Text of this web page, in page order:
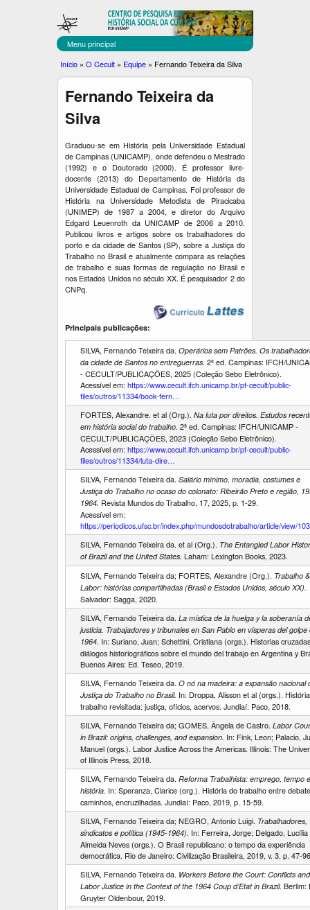
Pular
para
o
conteúdo
principal
C
E
C
U
L
T
Menu principal
Você
está
aqui
Início » O Cecult » Equipe » Fernando Teixeira da Silva
Fernando Teixeira da
Silva
Graduou-se em História pela Universidade Estadual
de Campinas (UNICAMP), onde defendeu o Mestrado
(1992) e o Doutorado (2000). É professor livre-
docente (2013) do Departamento de História da
Universidade Estadual de Campinas. Foi professor de
História na Universidade Metodista de Piracicaba
(UNIMEP) de 1987 a 2004, e diretor do Arquivo
Edgard Leuenroth da UNICAMP de 2006 a 2010.
Publicou livros e artigos sobre os trabalhadores do
porto e da cidade de Santos (SP), sobre a Justiça do
Trabalho no Brasil e atualmente compara as relações
de trabalho e suas formas de regulação no Brasil e
nos Estados Unidos no século XX. É pesquisador 2 do
CNPq.
Principais publicações:
SILVA, Fernando Teixeira da. Operários sem Patrões. Os
da cidade de Santos no entreguerras. 2ª ed. Campinas: IFCH/
- CECULT/PUBLICAÇÕES, 2025 (Coleção Sebo Eletrônico).
Acessível em: https://www.cecult.ifch.unicamp.br/pf-cecult/public-
files/outros/11334/book-fern…
FORTES, Alexandre. et al (Org.). Na luta por direitos. Estudos
em história social do trabalho. 2ª ed. Campinas: IFCH/UNICAMP -
CECULT/PUBLICAÇÕES, 2023 (Coleção Sebo Eletrônico).
Acessível em: https://www.cecult.ifch.unicamp.br/pf-cecult/public-
files/outros/11334/luta-dire…
SILVA, Fernando Teixeira da. Salário mínimo, moradia, costumes e
Justiça do Trabalho no ocaso do colonato: Ribeirão Preto e região,
1964. Revista Mundos do Trabalho, 17, 2025, p. 1-29.
Acessível em:
https://periodicos.ufsc.br/index.php/mundosdotrabalho/article/view/
SILVA, Fernando Teixeira da. et al (Org.). The Entangled Labor
of Brazil and the United States. Laham: Lexington Books, 2023.
SILVA, Fernando Teixeira da; FORTES, Alexandre (Org.). Trabalho &
Labor: histórias compartilhadas (Brasil e Estados Unidos, século XX).
Salvador: Sagga, 2020.
SILVA, Fernando Teixeira da. La mística de la huelga y la soberanía
justicia. Trabajadores y tribunales en San Pablo en vísperas del golpe
1964. In: Suriano, Juan; Schettini, Cristiana (orgs.). Historias
diálogos historiográficos sobre el mundo del trabajo en Argentina y
Buenos Aires: Ed. Teseo, 2019.
SILVA, Fernando Teixeira da. O nó na madeira: a expansão nacional
Justiça do Trabalho no Brasil. In: Droppa, Alisson et al (orgs.).
trabalho revisitada: justiça, ofícios, acervos. Jundiaí: Paco, 2018.
SILVA, Fernando Teixeira da; GOMES, Ângela de Castro. Labor
in Brazil: origins, challenges, and expansion. In: Fink, Leon; Palacio,
Manuel (orgs.). Labor Justice Across the Americas. Illinois: The
of Illinois Press, 2018.
SILVA, Fernando Teixeira da. Reforma Trabalhista: emprego, tempo e
história. In: Speranza, Clarice (org.). História do trabalho entre
caminhos, encruzilhadas. Jundiaí: Paco, 2019, p. 15-59.
SILVA, Fernando Teixeira da; NEGRO, Antonio Luigi. Trabalhadores,
sindicatos e política (1945-1964). In: Ferreira, Jorge; Delgado, Lucília
Almeida Neves (orgs.). O Brasil republicano: o tempo da experiência
democrática. Rio de Janeiro: Civilização Brasileira, 2019, v. 3, p. 47-
SILVA, Fernando Teixeira da. Workers Before the Court: Conflicts and
Labor Justice in the Context of the 1964 Coup d’Etat in Brazil. Berlim:
Gruyter Oldenbour, 2019.